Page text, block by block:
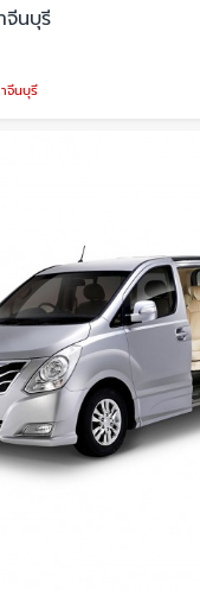
จีนบุรี
จีนบุรี